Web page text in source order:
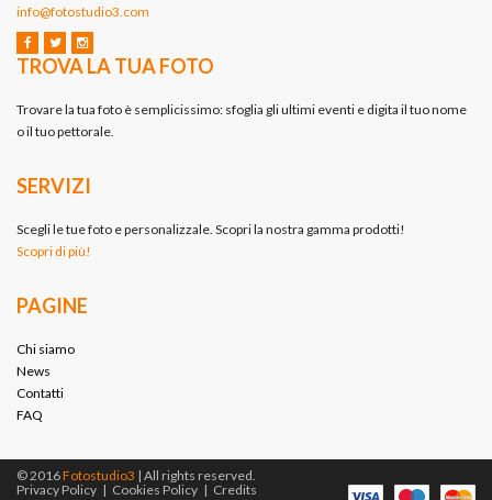
info@fotostudio3.com
TROVA LA TUA FOTO
Trovare la tua foto è semplicissimo: sfoglia gli ultimi eventi e digita il tuo nome
o il tuo pettorale.
SERVIZI
Scegli le tue foto e personalizzale. Scopri la nostra gamma prodotti!
Scopri di più!
PAGINE
Chi siamo
News
Contatti
FAQ
© 2016Fotostudio3 | All rights reserved.
Privacy Policy | Cookies Policy | Credits